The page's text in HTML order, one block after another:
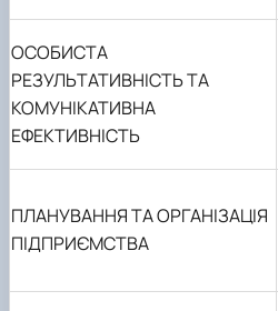
ОСОБИСТА
РЕЗУЛЬТАТИВНІСТЬ ТА
КОМУНІКАТИВНА
ЕФЕКТИВНІСТЬ
ПЛАНУВАННЯ ТА ОРГАНІЗАЦІЯ
ПІДПРИЄМСТВА